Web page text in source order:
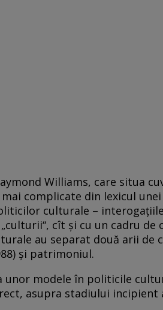
Williams, care situa
complicate din lexicul
culturale –
cît şi cu un cadru
au separat două arii de
şi patrimoniul.
unor modele în politicile
asupra stadiului incipient